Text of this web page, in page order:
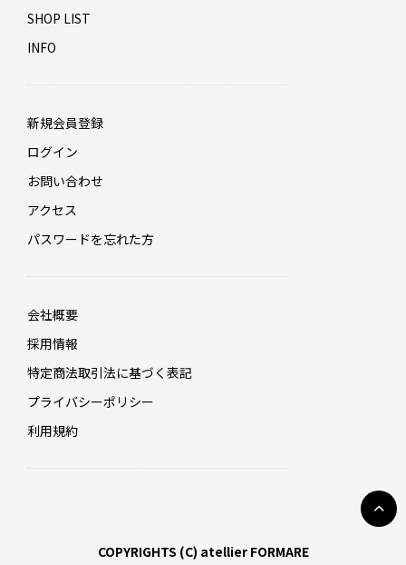
SHOP LIST
INFO
新規会員登録
ログイン
お問い合わせ
アクセス
パスワードを忘れた方
会社概要
採用情報
特定商法取引法に基づく表記
プライバシーポリシー
利用規約
COPYRIGHTS (C) atellier FORMARE